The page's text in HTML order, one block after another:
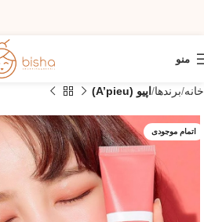
منو
خانه برندها اپیو (A’pieu)
اتمام موجودی